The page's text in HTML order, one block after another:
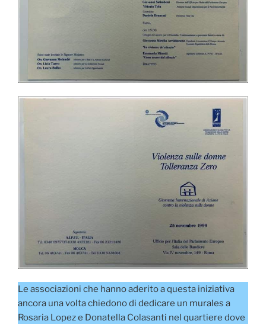
Le associazioni che hanno aderito a questa iniziativa
ancora una volta chiedono di dedicare un murales a
Rosaria Lopez e Donatella Colasanti nel quartiere dove